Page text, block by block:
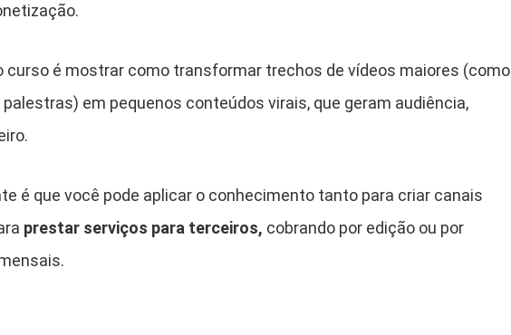
curso é mostrar como transformar trechos de vídeos maiores (como
palestras) em pequenos conteúdos virais, que geram audiência,
é que você pode aplicar o conhecimento tanto para criar canais
prestar serviços para terceiros, cobrando por edição ou por